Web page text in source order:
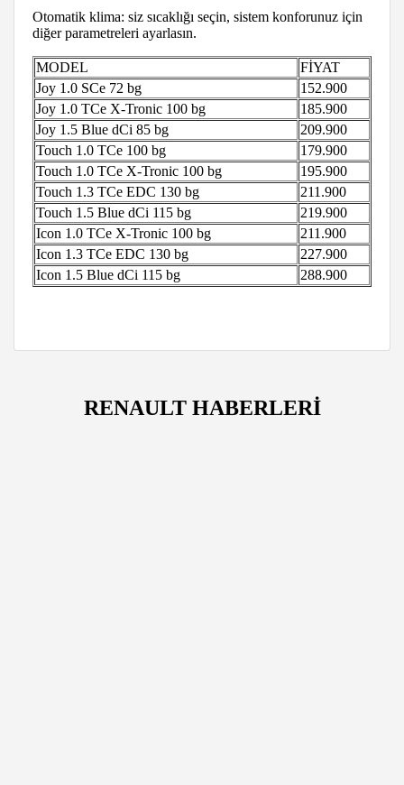
Otomatik klima: siz sıcaklığı seçin, sistem konforunuz için
diğer parametreleri ayarlasın.
MODEL
FİYAT
Joy 1.0 SCe 72 bg
152.900
Joy 1.0 TCe X-Tronic 100 bg
185.900
Joy 1.5 Blue dCi 85 bg
209.900
Touch 1.0 TCe 100 bg
179.900
Touch 1.0 TCe X-Tronic 100 bg
195.900
Touch 1.3 TCe EDC 130 bg
211.900
Touch 1.5 Blue dCi 115 bg
219.900
Icon 1.0 TCe X-Tronic 100 bg
211.900
Icon 1.3 TCe EDC 130 bg
227.900
Icon 1.5 Blue dCi 115 bg
288.900
RENAULT HABERLERİ